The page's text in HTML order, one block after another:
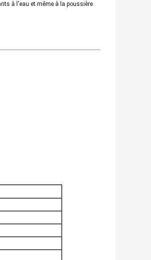
à l'eau et même à la poussière